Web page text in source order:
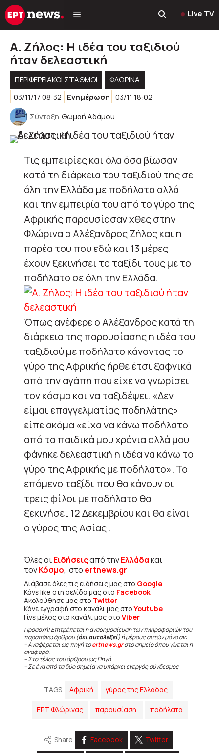
Μετάβαση
σε
Live TV
Α. Ζήλος: Η ιδέα του ταξιδιού
ήταν δελεαστική
ΠΕΡΙΦΕΡΕΙΑΚΟΊ ΣΤΑΘΜΟΊ
ΦΛΩΡΙΝΑ
03/11/17 08:32
Ενημέρωση 03/11 18:02
Σύνταξη Θωμαή Αδάμου
Τις εμπειρίες και όλα όσα βίωσαν
κατά τη διάρκεια του ταξιδιού της σε
όλη την Ελλάδα με ποδήλατα αλλά
και την εμπειρία του από το γύρο της
Αφρικής παρουσίασαν χθες στην
Φλώρινα ο Αλέξανδρος Ζήλος και η
παρέα του που εδώ και 13 μέρες
έχουν ξεκινήσει το ταξίδι τους με το
ποδήλατο σε όλη την Ελλάδα.
Όπως ανέφερε ο Αλέξανδρος κατά τη
διάρκεια της παρουσίασης η ιδέα του
ταξιδιού με ποδήλατο κάνοντας το
γύρο της Αφρικής ήρθε έτσι ξαφνικά
από την αγάπη που είχε να γνωρίσει
τον κόσμο και να ταξιδέψει. «Δεν
είμαι επαγγελματίας ποδηλάτης»
είπε ακόμα «είχα να κάνω ποδήλατο
από τα παιδικά μου χρόνια αλλά μου
φάνηκε δελεαστική η ιδέα να κάνω το
γύρο της Αφρικής με ποδήλατο». Το
επόμενο ταξίδι που θα κάνουν οι
τρεις φίλοι με ποδήλατο θα
ξεκινήσει 12 Δεκεμβρίου και θα είναι
ο γύρος της Ασίας .
Όλες οιΕιδήσειςαπό τηνΕλλάδακαι
τονΚόσμο, στο ertnews.gr
Διάβασε όλες τις ειδήσεις μας στο Google
Κάνε like στη σελίδα μας στο Facebook
Ακολούθησε μας στο Twitter
Κάνε εγγραφή στο κανάλι μας στοYoutube
Γίνε μέλος στο κανάλι μας στο Viber
Προσοχή! Επιτρέπεται η αναδημοσίευση των πληροφοριών του
παραπάνω άρθρου (όχι αυτολεξεί) ή μέρους αυτών μόνο αν:
– Αναφέρεται ως πηγή τοertnews.grστο σημείο όπου γίνεται η
αναφορά.
– Στο τέλος του άρθρου ως Πηγή
– Σε ένα από τα δύο σημεία να υπάρχει ενεργός σύνδεσμος
TAGS Αφρική γύρος της Ελλάδας
ΕΡΤ Φλώρινας παρουσίαση. ποδήλατα
Share Facebook Twitter